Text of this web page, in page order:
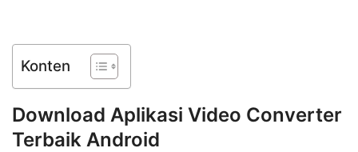
Konten
Download Aplikasi Video Converter
Terbaik Android